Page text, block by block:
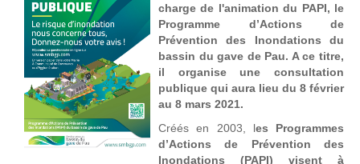
charge de l'animation du PAPI, le
Programme d’Actions de
Prévention des Inondations du
bassin du gave de Pau. A ce titre,
il organise une consultation
publique qui aura lieu du 8 février
au 8 mars 2021.
Créés en 2003, les Programmes
d’Actions de Prévention des
Inondations (PAPI) visent à